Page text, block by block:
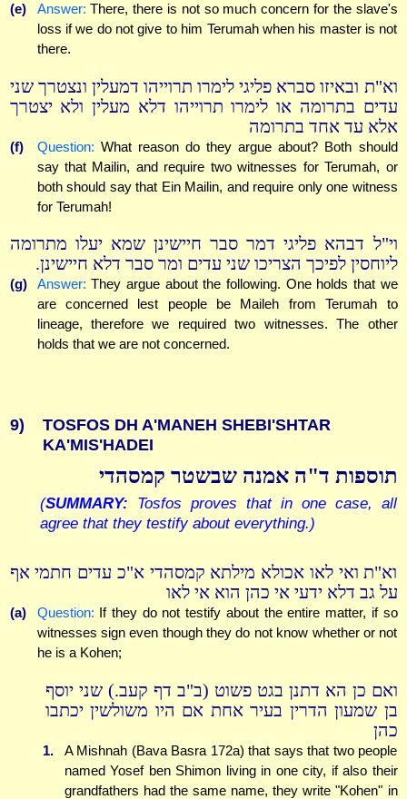
(e) Answer: There, there is not so much concern for the slave's
loss if we do not give to him Terumah when his master is not
there.
וא"ת ובאיזו סברא פליגי לימרו תרוייהו דמעלין ונצטרך שני
עדים בתרומה או לימרו תרוייהו דלא מעלין ולא יצטרך
אלא עד אחד בתרומה
(f) Question: What reason do they argue about? Both should
say that Mailin, and require two witnesses for Terumah, or
both should say that Ein Mailin, and require only one witness
for Terumah!
וי"ל דבהא פליגי דמר סבר חיישינן שמא יעלו מתרומה
ליוחסין לפיכך הצריכו שני עדים ומר סבר דלא חיישינן.
(g) Answer: They argue about the following. One holds that we
are concerned lest people be Maileh from Terumah to
lineage, therefore we required two witnesses. The other
holds that we are not concerned.
9)
TOSFOS DH A'MANEH SHEBI'SHTAR
KA'MIS'HADEI
תוספות ד"ה אמנה שבשטר קמסהדי
(SUMMARY: Tosfos proves that in one case, all
agree that they testify about everything.)
וא"ת ואי לאו אכולא מילתא קמסהדי א"כ עדים חתמי אף
על גב דלא ידעי אי כהן הוא אי לאו
(a) Question: If they do not testify about the entire matter, if so
witnesses sign even though they do not know whether or not
he is a Kohen;
ואם כן הא דתנן בגט פשוט (ב"ב דף קעב.) שני יוסף
בן שמעון הדרין בעיר אחת אם היו משולשין יכתבו
כהן
1.
A Mishnah (Bava Basra 172a) that says that two people
named Yosef ben Shimon living in one city, if also their
grandfathers had the same name, they write "Kohen" in